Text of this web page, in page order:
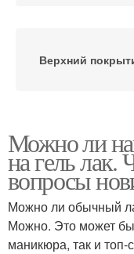
Верхний
Можно ли
на гель лак.
вопросы
Можно ли обычный
Можно. Это может
маникюра, так и топ-